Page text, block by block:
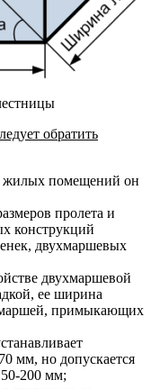
обратить
жилых помещений он
пролета и
конструкций
двухмаршевых
двухмаршевой
ее ширина
маршей, примыкающих
мм, но допускается
200 мм;